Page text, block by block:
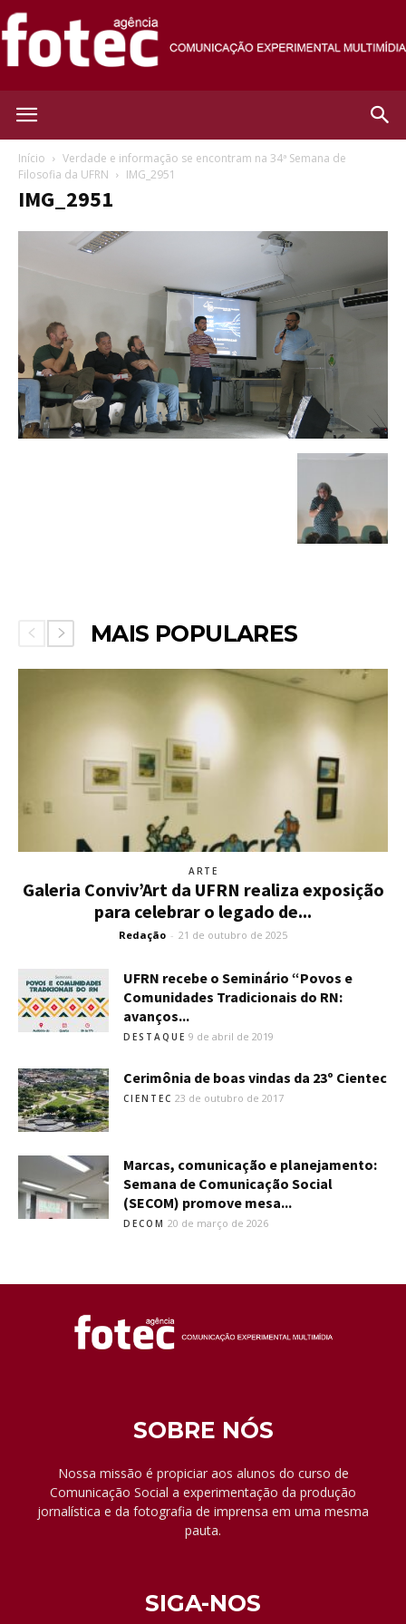
Início
Verdade e informação se encontram na 34ª Semana de
Filosofia da UFRN
IMG_2951
IMG_2951
MAIS POPULARES
ARTE
Galeria Conviv’Art da UFRN realiza exposição
para celebrar o legado de...
Redação - 21 de outubro de 2025
UFRN recebe o Seminário “Povos e
Comunidades Tradicionais do RN:
avanços...
DESTAQUE 9 de abril de 2019
Cerimônia de boas vindas da 23º Cientec
CIENTEC 23 de outubro de 2017
Marcas, comunicação e planejamento:
Semana de Comunicação Social
(SECOM) promove mesa...
DECOM 20 de março de 2026
SOBRE NÓS
Nossa missão é propiciar aos alunos do curso de
Comunicação Social a experimentação da produção
jornalística e da fotografia de imprensa em uma mesma
pauta.
SIGA-NOS